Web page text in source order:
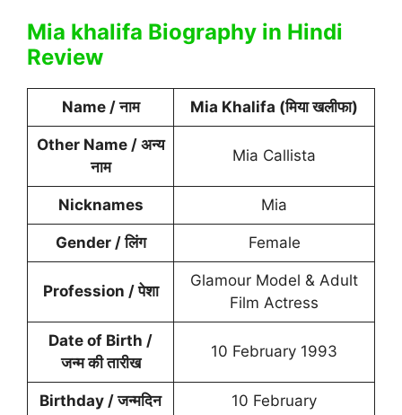
Mia khalifa Biography in Hindi
Review
Name / नाम Mia Khalifa (मिया खलीफा)
Other Name / अन्य
नाम
Mia Callista
Nicknames Mia
Gender / लिंग Female
Profession / पेशा
Glamour Model & Adult
Film Actress
Date of Birth /
जन्म की तारीख
10 February 1993
Birthday / जन्मदिन 10 February